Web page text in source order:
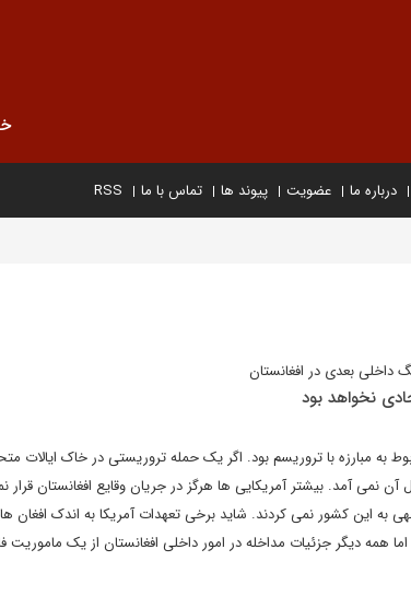
درباره ما عضویت پیوند ها تماس با ما RSS
داخلی بعدی در افغانستان
نخواهد بود
به مبارزه با تروریسم بود. اگر یک حمله تروریستی در خاک ایالات
آن نمی آمد. بیشتر آمریکایی ها هرگز در جریان وقایع افغانستان قرار
همه دیگر جزئیات مداخله در امور داخلی افغانستان از یک ماموریت